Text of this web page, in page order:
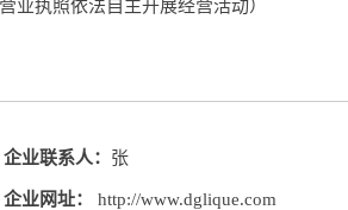
业执照依法自主开展经营活动）
企业联系人： 张
企业网址： http://www.dglique.com